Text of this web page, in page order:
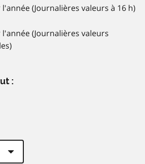
(Journalières valeurs à 16 h)
(Journalières valeurs
: